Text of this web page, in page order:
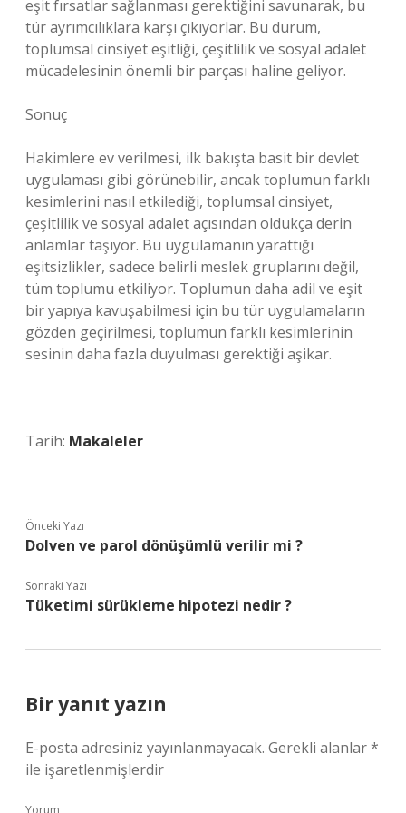
eşit fırsatlar sağlanması gerektiğini savunarak, bu
tür ayrımcılıklara karşı çıkıyorlar. Bu durum,
toplumsal cinsiyet eşitliği, çeşitlilik ve sosyal adalet
mücadelesinin önemli bir parçası haline geliyor.
Sonuç
Hakimlere ev verilmesi, ilk bakışta basit bir devlet
uygulaması gibi görünebilir, ancak toplumun farklı
kesimlerini nasıl etkilediği, toplumsal cinsiyet,
çeşitlilik ve sosyal adalet açısından oldukça derin
anlamlar taşıyor. Bu uygulamanın yarattığı
eşitsizlikler, sadece belirli meslek gruplarını değil,
tüm toplumu etkiliyor. Toplumun daha adil ve eşit
bir yapıya kavuşabilmesi için bu tür uygulamaların
gözden geçirilmesi, toplumun farklı kesimlerinin
sesinin daha fazla duyulması gerektiği aşikar.
Tarih: Makaleler
Önceki Yazı
Dolven ve parol dönüşümlü verilir mi ?
Sonraki Yazı
Tüketimi sürükleme hipotezi nedir ?
Bir yanıt yazın
E-posta adresiniz yayınlanmayacak. Gerekli alanlar*
ile işaretlenmişlerdir
Yorum